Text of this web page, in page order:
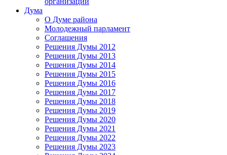
Дума
О Думе района
Молодежный парламент
Соглашения
Решения Думы 2012
Решения Думы 2013
Решения Думы 2014
Решения Думы 2015
Решения Думы 2016
Решения Думы 2017
Решения Думы 2018
Решения Думы 2019
Решения Думы 2020
Решения Думы 2021
Решения Думы 2022
Решения Думы 2023